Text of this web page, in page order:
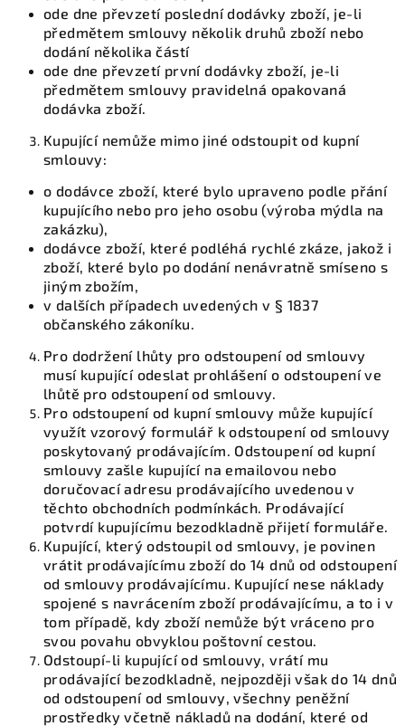
ode dne převzetí poslední dodávky zboží, je-li
předmětem smlouvy několik druhů zboží nebo
dodání několika částí
ode dne převzetí první dodávky zboží, je-li
předmětem smlouvy pravidelná opakovaná
dodávka zboží.
Kupující nemůže mimo jiné odstoupit od kupní
smlouvy:
o dodávce zboží, které bylo upraveno podle přání
kupujícího nebo pro jeho osobu (výroba mýdla na
zakázku),
dodávce zboží, které podléhá rychlé zkáze, jakož i
zboží, které bylo po dodání nenávratně smíseno s
jiným zbožím,
v dalších případech uvedených v § 1837
občanského zákoníku.
Pro dodržení lhůty pro odstoupení od smlouvy
musí kupující odeslat prohlášení o odstoupení ve
lhůtě pro odstoupení od smlouvy.
Pro odstoupení od kupní smlouvy může kupující
využít vzorový formulář k odstoupení od smlouvy
poskytovaný prodávajícím. Odstoupení od kupní
smlouvy zašle kupující na emailovou nebo
doručovací adresu prodávajícího uvedenou v
těchto obchodních podmínkách. Prodávající
potvrdí kupujícímu bezodkladně přijetí formuláře.
Kupující, který odstoupil od smlouvy, je povinen
vrátit prodávajícímu zboží do 14 dnů od odstoupení
od smlouvy prodávajícímu. Kupující nese náklady
spojené s navrácením zboží prodávajícímu, a to i v
tom případě, kdy zboží nemůže být vráceno pro
svou povahu obvyklou poštovní cestou.
Odstoupí-li kupující od smlouvy, vrátí mu
prodávající bezodkladně, nejpozději však do 14 dnů
od odstoupení od smlouvy, všechny peněžní
prostředky včetně nákladů na dodání, které od